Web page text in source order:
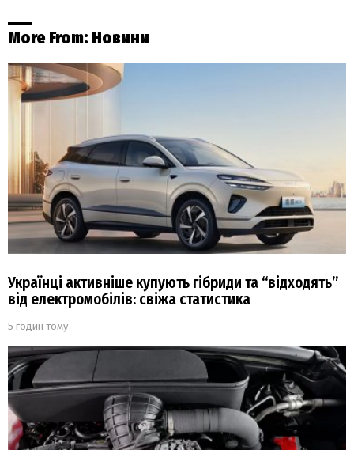
More From: Новини
Українці активніше купують гібриди та “відходять”
від електромобілів: свіжа статистика
5 годин тому